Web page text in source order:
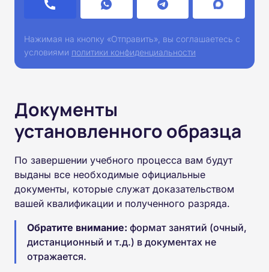
Нажимая на кнопку «Отправить», вы соглашаетесь с
условиями политики конфиденциальности
Документы
установленного образца
По завершении учебного процесса вам будут
выданы все необходимые официальные
документы, которые служат доказательством
вашей квалификации и полученного разряда.
Обратите внимание: формат занятий (очный,
дистанционный и т.д.) в документах не
отражается.